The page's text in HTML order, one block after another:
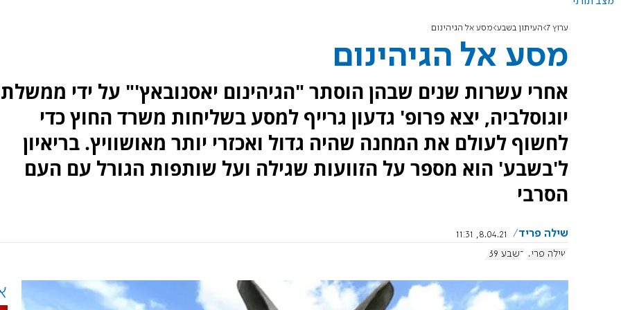
ערוץ 7 העיתון בשבע מסע אל הגיהינום
מסע אל הגיהינום
אחרי עשרות שנים שבהן הוסתר "הגיהינום יאסנובאץ'" על ידי ממשלת
יוגוסלביה, יצא פרופ' גדעון גרייף למסע בשליחות משרד החוץ כדי
לחשוף לעולם את המחנה שהיה גדול ואכזרי יותר מאושוויץ. בריאיון
ל'בשבע' הוא מספר על הזוועות שגילה ועל שותפות הגורל עם העם
הסרבי
שילה פריד
8.04.21, 11:31
שילה פריד בשבע 939